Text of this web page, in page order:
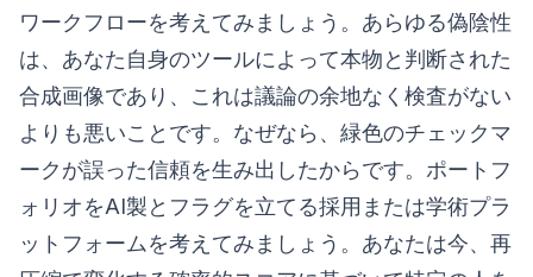
ワークフローを考えてみましょう。あらゆる偽陰性
は、あなた自身のツールによって本物と判断された
合成画像であり、これは議論の余地なく検査がない
よりも悪いことです。なぜなら、緑色のチェックマ
ークが誤った信頼を生み出したからです。ポートフ
ォリオをAI製とフラグを立てる採用または学術プラ
ットフォームを考えてみましょう。あなたは今、再